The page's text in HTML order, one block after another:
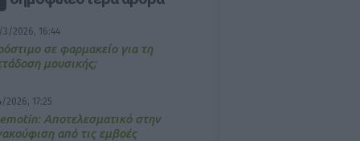
3/2026, 16:44
σε φαρμακείο για τη
μουσικής;
2026, 17:25
Αποτελεσματικό στην
από τις εμβοές